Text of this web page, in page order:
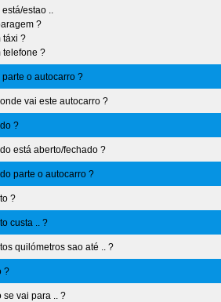
estao ..
?
táxi ?
telefone ?
parte o autocarro ?
vai este autocarro ?
?
está aberto/fechado ?
parte o autocarro ?
?
custa .. ?
quilómetros sao até .. ?
?
se vai para .. ?